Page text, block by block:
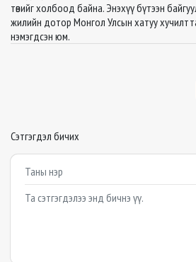
төвийг холбоод байна. Энэхүү бүтээн
жилийн дотор Монгол Улсын хатуу
нэмэгдсэн юм.
Сэтгэгдэл бичих
Example textarea